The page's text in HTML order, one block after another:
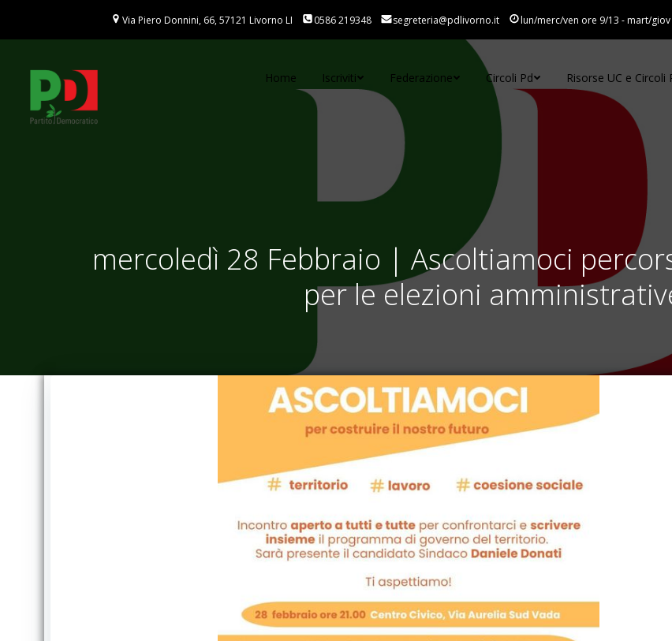
Via Piero Donnini, 66, 57121 Livorno LI 0586 219348 segreteria@pdlivorno.it lun/merc/ven ore 9/13 - mart/
Home Iscriviti Federazione Circoli Pd Risorse UC e Circoli
mercoledì 28 Febbraio | Ascoltiamoci
per le elezioni